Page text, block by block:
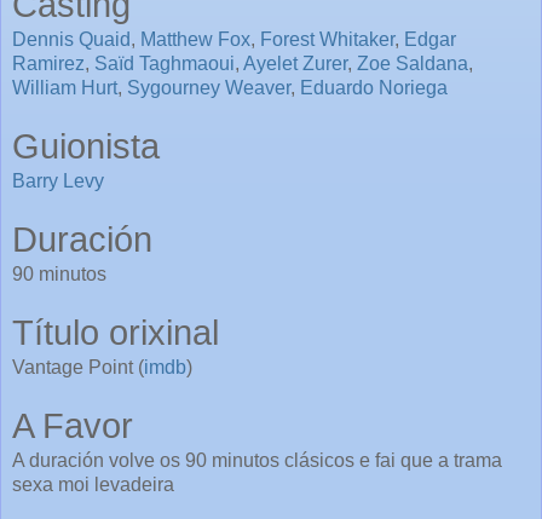
Dennis Quaid, Matthew Fox, Forest Whitaker, Edgar
Ramirez, Saïd Taghmaoui, Ayelet Zurer, Zoe Saldana,
William Hurt, Sygourney Weaver, Eduardo Noriega
Guionista
Barry Levy
Duración
90 minutos
Título orixinal
Vantage Point (imdb)
A Favor
A duración volve os 90 minutos clásicos e fai que a trama
sexa moi levadeira